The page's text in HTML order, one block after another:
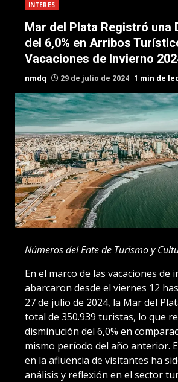
INTERES
Mar del Plata Registró una
del 6,0% en Arribos
Vacaciones de Invierno
nmdq 29 de julio de 2024 1 min de
Números del Ente de Turismo y
En el marco de las vacaciones de
abarcaron desde el viernes 12
27 de julio de 2024, la Mar del
total de 350.939 turistas, lo que
disminución del 6,0% en
mismo período del año anterior.
en la afluencia de visitantes ha
análisis y reflexión en el sector